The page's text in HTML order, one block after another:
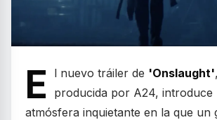
E l nuevo tráiler de 'Onslaught'
producida por A24, introduce
atmósfera inquietante en la que un